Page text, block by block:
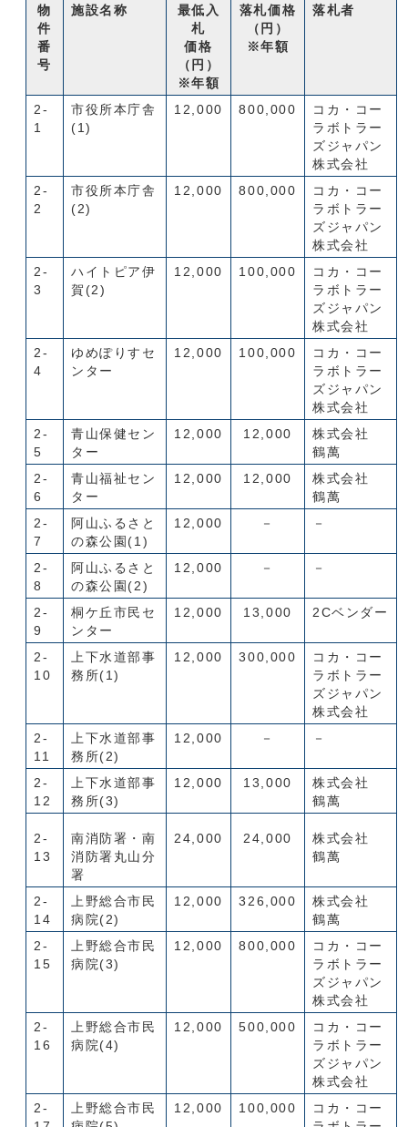
物
件
番
号
施設名称
最低入
札
価格
（円）
※年額
落札価格
（円）
※年額
落札者
2-
1
市役所本庁舎
(1)
12,000 800,000
コカ・コー
ラボトラー
ズジャパン
株式会社
2-
2
市役所本庁舎
(2)
12,000 800,000
コカ・コー
ラボトラー
ズジャパン
株式会社
2-
3
ハイトピア伊
賀(2)
12,000 100,000
コカ・コー
ラボトラー
ズジャパン
株式会社
2-
4
ゆめぽりすセ
ンター
12,000 100,000
コカ・コー
ラボトラー
ズジャパン
株式会社
2-
5
青山保健セン
ター
12,000 12,000
株式会社
鶴萬
2-
6
青山福祉セン
ター
12,000 12,000
株式会社
鶴萬
2-
7
阿山ふるさと
の森公園(1)
12,000 － －
2-
8
阿山ふるさと
の森公園(2)
12,000 － －
2-
9
桐ケ丘市民セ
ンター
12,000 13,000 2Cベンダー
2-
10
上下水道部事
務所(1)
12,000 300,000
コカ・コー
ラボトラー
ズジャパン
株式会社
2-
11
上下水道部事
務所(2)
12,000 － －
2-
12
上下水道部事
務所(3)
12,000 13,000
株式会社
鶴萬
2-
13
南消防署・南
消防署丸山分
署
24,000 24,000
株式会社
鶴萬
2-
14
上野総合市民
病院(2)
12,000 326,000
株式会社
鶴萬
2-
15
上野総合市民
病院(3)
12,000 800,000
コカ・コー
ラボトラー
ズジャパン
株式会社
2-
16
上野総合市民
病院(4)
12,000 500,000
コカ・コー
ラボトラー
ズジャパン
株式会社
2-
上野総合市民
12,000 100,000
コカ・コー